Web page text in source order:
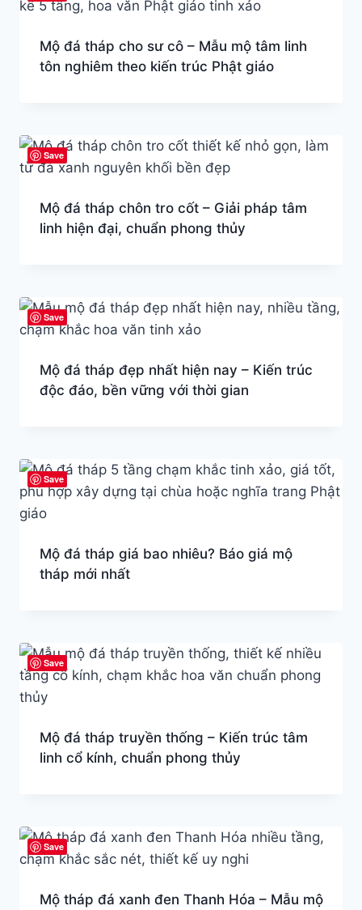
Mộ đá tháp cho sư cô – Mẫu mộ tâm linh
tôn nghiêm theo kiến trúc Phật giáo
Save
Mộ đá tháp chôn tro cốt – Giải pháp tâm
linh hiện đại, chuẩn phong thủy
Save
Mộ đá tháp đẹp nhất hiện nay – Kiến trúc
độc đáo, bền vững với thời gian
Save
Mộ đá tháp giá bao nhiêu? Báo giá mộ
tháp mới nhất
Save
Mộ đá tháp truyền thống – Kiến trúc tâm
linh cổ kính, chuẩn phong thủy
Save
Mộ tháp đá xanh đen Thanh Hóa – Mẫu mộ